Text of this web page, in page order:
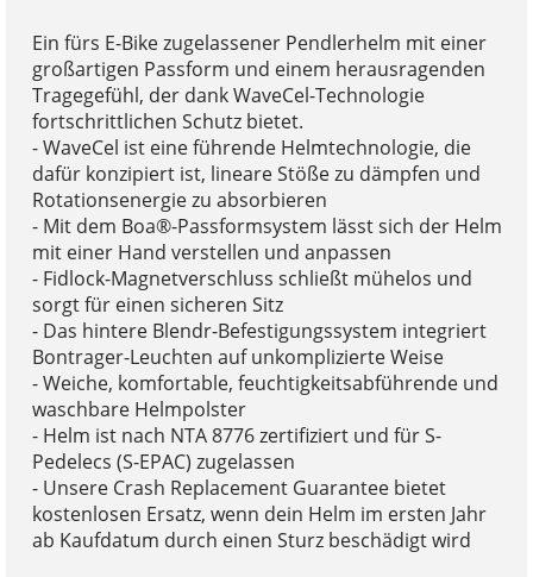
Ein fürs E-Bike zugelassener Pendlerhelm mit einer
großartigen Passform und einem herausragenden
Tragegefühl, der dank WaveCel-Technologie
fortschrittlichen Schutz bietet.
- WaveCel ist eine führende Helmtechnologie, die
dafür konzipiert ist, lineare Stöße zu dämpfen und
Rotationsenergie zu absorbieren
- Mit dem Boa®-Passformsystem lässt sich der Helm
mit einer Hand verstellen und anpassen
- Fidlock-Magnetverschluss schließt mühelos und
sorgt für einen sicheren Sitz
- Das hintere Blendr-Befestigungssystem integriert
Bontrager-Leuchten auf unkomplizierte Weise
- Weiche, komfortable, feuchtigkeitsabführende und
waschbare Helmpolster
- Helm ist nach NTA 8776 zertifiziert und für S-
Pedelecs (S-EPAC) zugelassen
- Unsere Crash Replacement Guarantee bietet
kostenlosen Ersatz, wenn dein Helm im ersten Jahr
ab Kaufdatum durch einen Sturz beschädigt wird